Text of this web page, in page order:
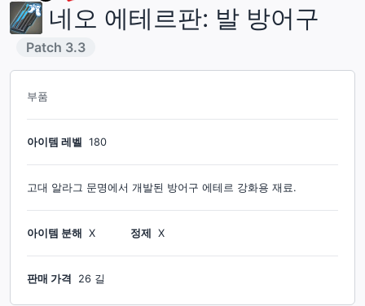
네오 에테르판: 발 방어구
Patch 3.3
부품
아이템 레벨 180
고대 알라그 문명에서 개발된 방어구 에테르 강화용 재료.
아이템 분해 X 정제 X
판매 가격 26 길